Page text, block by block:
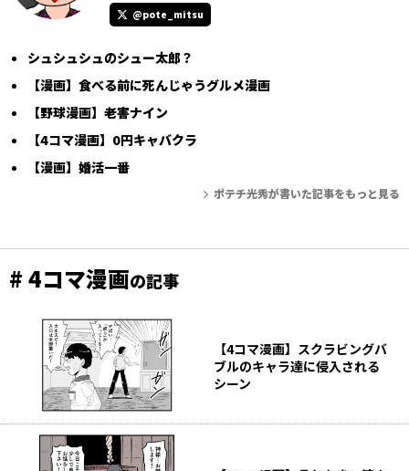
@pote_mitsu
シュシュシュのシュー太郎？
【漫画】食べる前に死んじゃうグルメ漫画
【野球漫画】老害ナイン
【4コマ漫画】0円キャバクラ
【漫画】婚活一番
ポテチ光秀が書いた記事をもっと見る
# 4コマ漫画の記事
【4コマ漫画】スクラビングバ
ブルのキャラ達に侵入される
シーン